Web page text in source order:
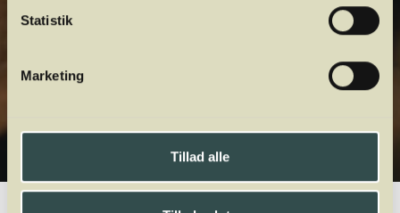
Statistik
Marketing
Tillad alle